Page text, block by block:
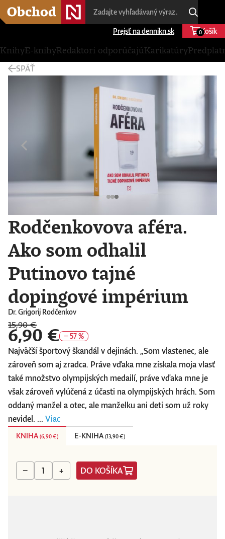
Prejsť na dennikn.sk Košík
0
KnihyE-knihyRedaktori odporúčajúKarikatúry
SPÄŤ
Rodčenkovova aféra.
Ako som odhalil
Putinovo tajné
dopingové impérium
Dr. Grigorij Rodčenkov
15,90 €
6,90 € − 57 %
Najväčší športový škandál v dejinách. „Som vlastenec, ale
zároveň som aj zradca. Práve vďaka mne získala moja vlasť
také množstvo olympijských medailí, práve vďaka mne je
však zároveň vylúčená z účasti na olympijských hrách. Som
oddaný manžel a otec, ale manželku ani deti som už roky
nevidel. ... Viac
KNIHA (6,90 €) E-KNIHA (13,90 €)
− + DO KOŠÍKA